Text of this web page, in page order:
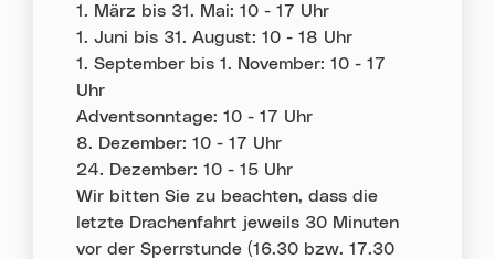
1. März bis 31. Mai: 10 - 17 Uhr
1. Juni bis 31. August: 10 - 18 Uhr
1. September bis 1. November: 10 - 17
Uhr
Adventsonntage: 10 - 17 Uhr
8. Dezember: 10 - 17 Uhr
24. Dezember: 10 - 15 Uhr
Wir bitten Sie zu beachten, dass die
letzte Drachenfahrt jeweils 30 Minuten
vor der Sperrstunde (16.30 bzw. 17.30